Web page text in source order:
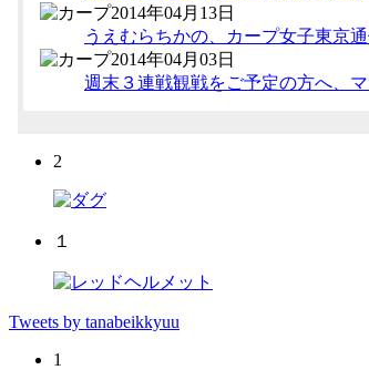
2014年04月13日
うえむらちかの、カープ女子東京
2014年04月03日
週末３連戦観戦をご予定の方へ、
2
１
Tweets by tanabeikkyuu
1